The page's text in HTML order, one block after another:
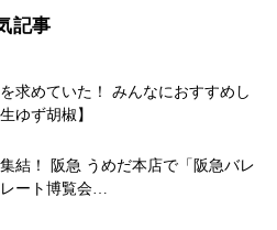
記事
求めていた！ みんなにおすすめし
ゆず胡椒】
結！ 阪急 うめだ本店で「阪急バレ
ート博覧会…